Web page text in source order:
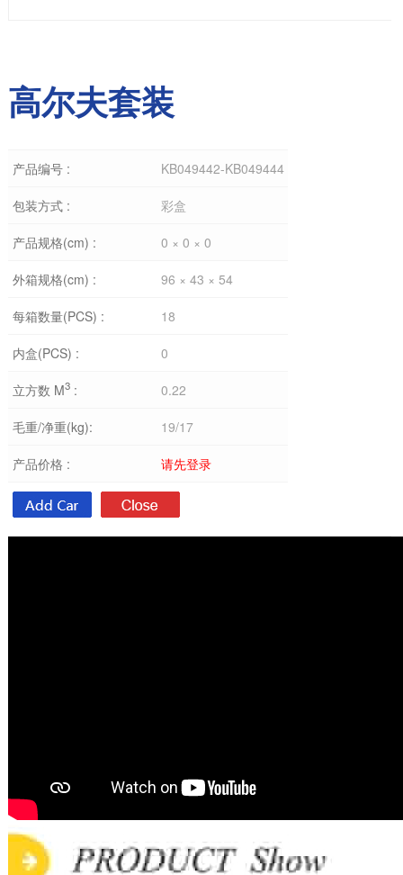
高尔夫套装
产品编号 : KB049442-KB049444
包装方式 : 彩盒
产品规格(cm) : 0 × 0 × 0
外箱规格(cm) : 96 × 43 × 54
每箱数量(PCS) : 18
内盒(PCS) : 0
立方数 M3: 0.22
毛重/净重(kg): 19/17
产品价格 : 请先登录